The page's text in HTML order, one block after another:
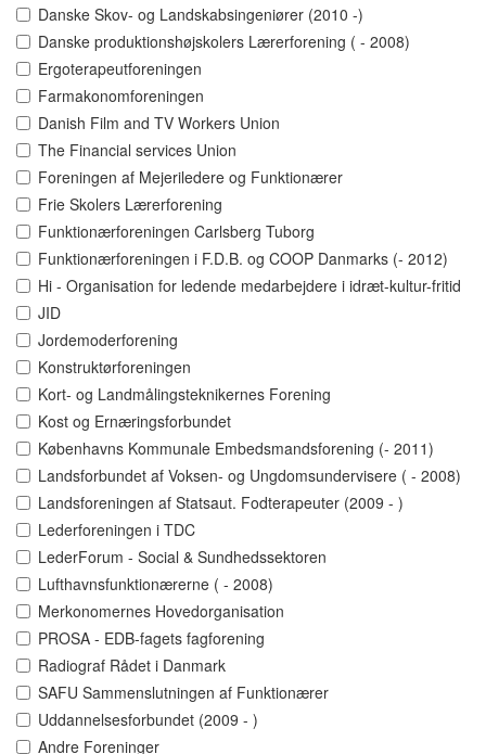
Danske Skov- og Landskabsingeniører (2010 -)
Danske produktionshøjskolers Lærerforening ( - 2008)
Ergoterapeutforeningen
Farmakonomforeningen
Danish Film and TV Workers Union
The Financial services Union
Foreningen af Mejeriledere og Funktionærer
Frie Skolers Lærerforening
Funktionærforeningen Carlsberg Tuborg
Funktionærforeningen i F.D.B. og COOP Danmarks (- 2012)
Hi - Organisation for ledende medarbejdere i idræt-kultur-fritid
JID
Jordemoderforening
Konstruktørforeningen
Kort- og Landmålingsteknikernes Forening
Kost og Ernæringsforbundet
Københavns Kommunale Embedsmandsforening (- 2011)
Landsforbundet af Voksen- og Ungdomsundervisere ( - 2008)
Landsforeningen af Statsaut. Fodterapeuter (2009 - )
Lederforeningen i TDC
LederForum - Social & Sundhedssektoren
Lufthavnsfunktionærerne ( - 2008)
Merkonomernes Hovedorganisation
PROSA - EDB-fagets fagforening
Radiograf Rådet i Danmark
SAFU Sammenslutningen af Funktionærer
Uddannelsesforbundet (2009 - )
Andre Foreninger